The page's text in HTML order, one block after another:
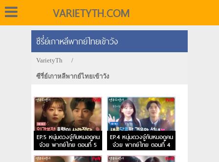
VARIETYTH.COM
ซีรี่ย์เกาหลีพากย์ไทยเข้าวัง
VarietyTh /
ซีรี่ย์เกาหลีพากย์ไทยเข้าวัง
EP.5 หนุ่มดวงจู๋กับหมอดูคน
จ๋วย พากย์ไทย ตอนที่ 5
EP.4 หนุ่มดวงจู๋กับหมอดูคน
จ๋วย พากย์ไทย ตอนที่ 4